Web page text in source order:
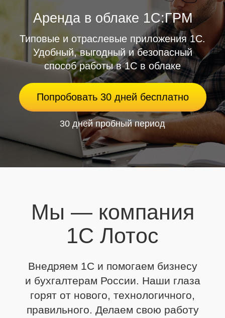
Аренда в облаке 1С:ГРМ
Типовые и отраслевые приложения 1С.
Удобный, выгодный и безопасный
способ работы в 1С в облаке
Попробовать 30 дней бесплатно
30 дней пробный период
Мы — компания
1С Лотос
Внедряем 1С и помогаем бизнесу
и бухгалтерам России. Наши глаза
горят от нового, технологичного,
правильного. Делаем свою работу